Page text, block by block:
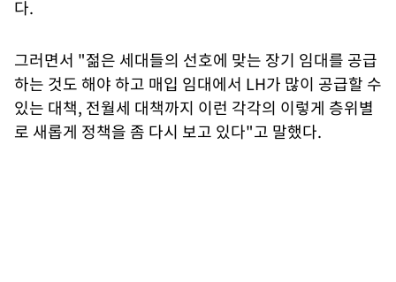
다.
그러면서 "젊은 세대들의 선호에 맞는 장기 임대를 공급
하는 것도 해야 하고 매입 임대에서 LH가 많이 공급할 수
있는 대책, 전월세 대책까지 이런 각각의 이렇게 층위별
로 새롭게 정책을 좀 다시 보고 있다"고 말했다.